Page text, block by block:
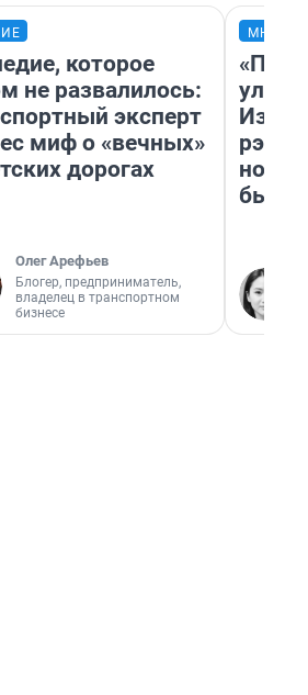
которое
не развалилось:
эксперт
миф о «вечных»
дорогах
Олег Арефьев
Блогер, предприниматель,
владелец в транспортном
бизнесе
было